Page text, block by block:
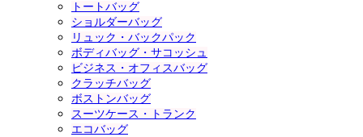
トートバッグ
ショルダーバッグ
リュック・バックパック
ボディバッグ・サコッシュ
ビジネス・オフィスバッグ
クラッチバッグ
ボストンバッグ
スーツケース・トランク
エコバッグ